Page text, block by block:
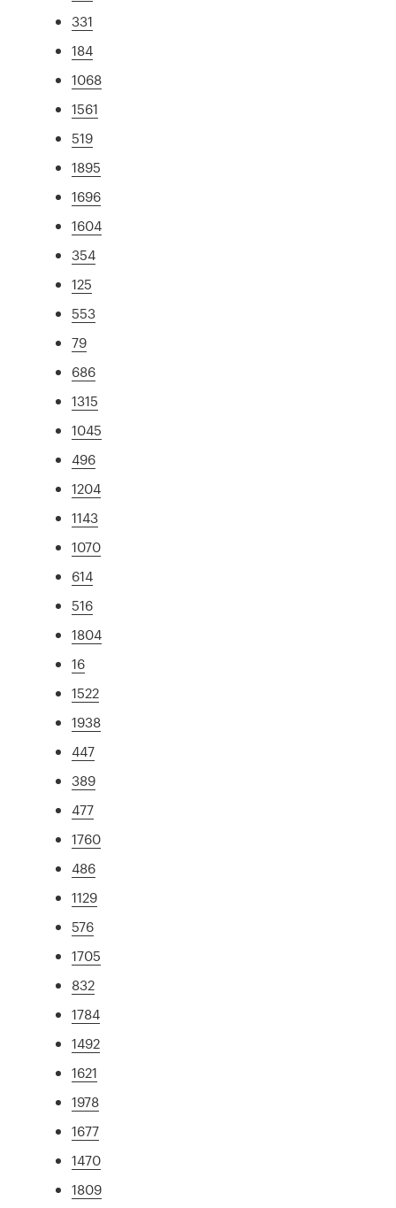
331
184
1068
1561
519
1895
1696
1604
354
125
553
79
686
1315
1045
496
1204
1143
1070
614
516
1804
16
1522
1938
447
389
477
1760
486
1129
576
1705
832
1784
1492
1621
1978
1677
1470
1809